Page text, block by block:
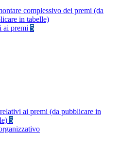
complessivo dei premi (da
in tabelle)
ai premi 5
ai premi (da pubblicare in
5